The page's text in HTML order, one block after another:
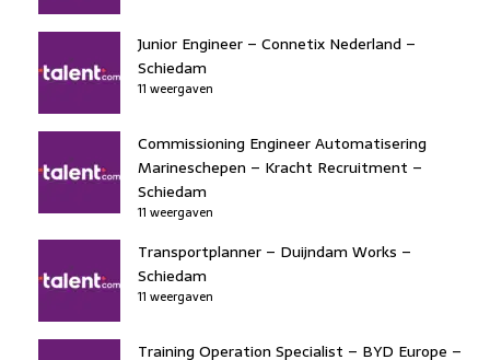
Junior Engineer – Connetix Nederland –
Schiedam
11 weergaven
Commissioning Engineer Automatisering
Marineschepen – Kracht Recruitment –
Schiedam
11 weergaven
Transportplanner – Duijndam Works –
Schiedam
11 weergaven
Training Operation Specialist – BYD Europe –